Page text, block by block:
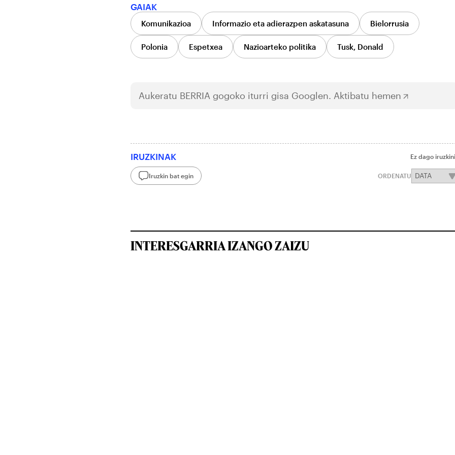
GAIAK
Komunikazioa Informazio eta adierazpen askatasuna Bielorrusia
Polonia Espetxea Nazioarteko politika Tusk, Donald
Aukeratu BERRIA gogoko iturri gisa Googlen. Aktibatu hemen
IRUZKINAK Ez dago
Iruzkin bat egin ORDENATU
INTERESGARRIA IZANGO ZAIZU